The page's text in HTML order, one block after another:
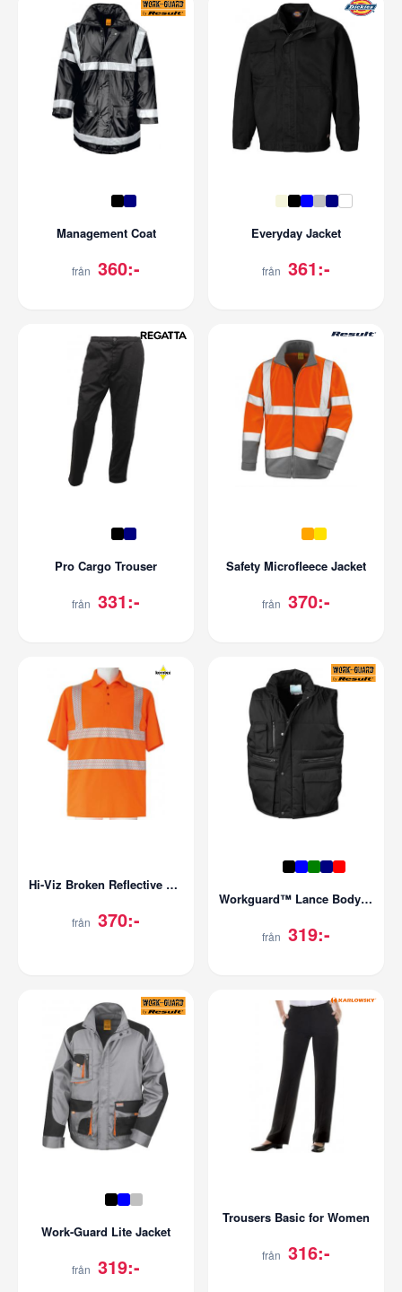
Management Coat
från 360:-
Everyday Jacket
från 361:-
Pro Cargo Trouser
från 331:-
Safety Microfleece Jacket
från 370:-
Hi-Viz Broken Reflective Polo Shirt EN ISO 20471
från 370:-
Workguard™ Lance Bodywarmer
från 319:-
Work-Guard Lite Jacket
från 319:-
Trousers Basic for Women
från 316:-